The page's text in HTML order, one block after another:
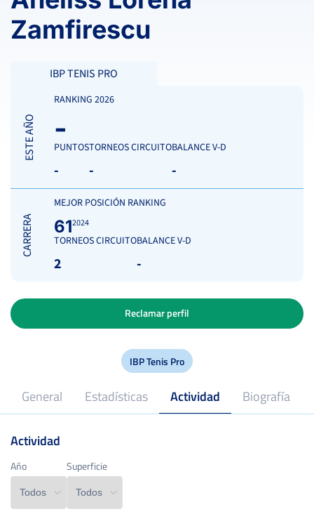
Zamfirescu
IBP TENIS PRO
ESTE AÑO
RANKING 2026
-
PUNTOS
-
TORNEOS CIRCUITO
-
BALANCE V-D
-
CARRERA
MEJOR POSICIÓN RANKING
612024
TORNEOS CIRCUITO
2
BALANCE V-D
-
IBP Tenis Pro
General Estadísticas Actividad Biografía
Reclamar perfil
Profesional desde
Año Superficie
Actividad
Año Superficie